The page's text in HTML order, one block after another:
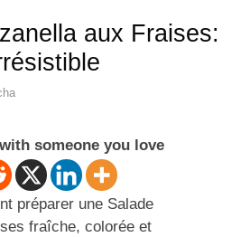
aux Fraises:
someone you love
préparer une Salade
fraîche, colorée et